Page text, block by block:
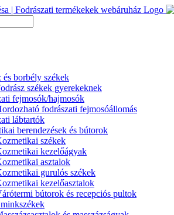
és borbély székek
székek gyerekeknek
fejmosók/hajmosók
fodrászati fejmosóállomás
lábtartók
berendezések és bútorok
székek
kezelőágyak
asztalok
gurulós székek
kezelőasztalok
bútorok és recepciós pultok